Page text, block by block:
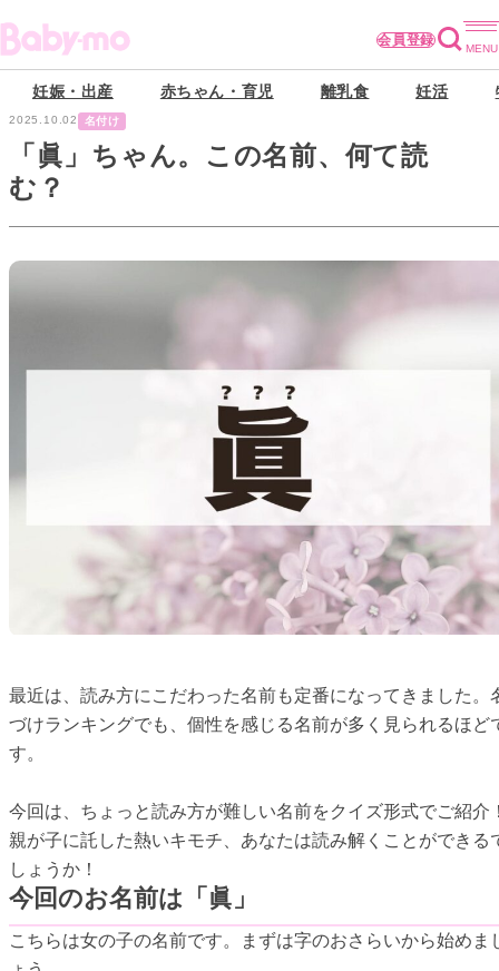
会員登録
妊娠・出産 赤ちゃん・育児 離乳食 妊活
2025.10.02 名付け
「眞」ちゃん。この名前、何て読
む？
最近は、読み方にこだわった名前も定番になってきました。
づけランキングでも、個性を感じる名前が多く見られるほど
す。
今回は、ちょっと読み方が難しい名前をクイズ形式でご紹介
親が子に託した熱いキモチ、あなたは読み解くことができる
しょうか！
今回のお名前は「眞」
こちらは女の子の名前です。まずは字のおさらいから始めま